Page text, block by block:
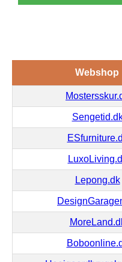
Webshop
Lepong.dk